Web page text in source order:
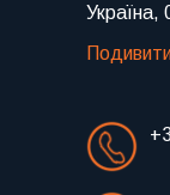
Україна,